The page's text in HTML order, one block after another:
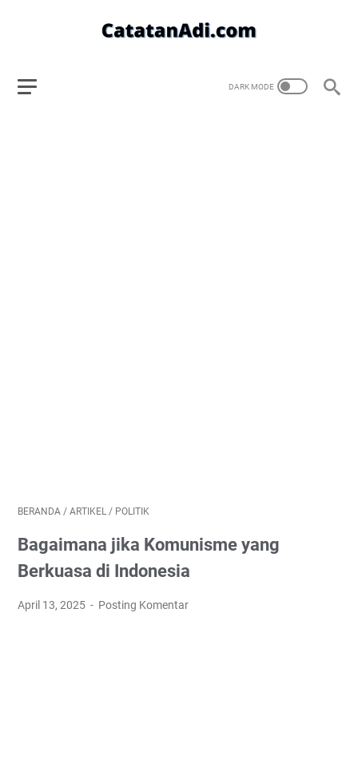
BERANDA / ARTIKEL / POLITIK
Bagaimana jika Komunisme yang
Berkuasa di Indonesia
April 13, 2025 Posting Komentar